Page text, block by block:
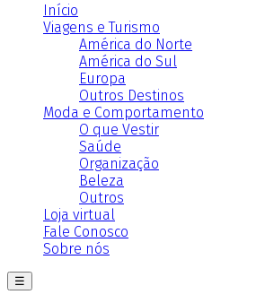
Início
Viagens e Turismo
América do Norte
América do Sul
Europa
Outros Destinos
Moda e Comportamento
O que Vestir
Saúde
Organização
Beleza
Outros
Loja virtual
Fale Conosco
Sobre nós
☰